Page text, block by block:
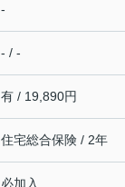
-
- / -
有 / 19,890円
住宅総合保険 / 2年
必加入